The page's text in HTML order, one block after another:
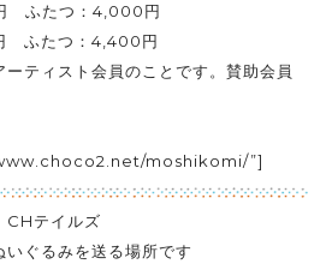
ふたつ：4,000円
ふたつ：4,400円
ティスト会員のことです。賛助会員
moshikomi/”]
CHテイルズ
ぐるみを送る場所です